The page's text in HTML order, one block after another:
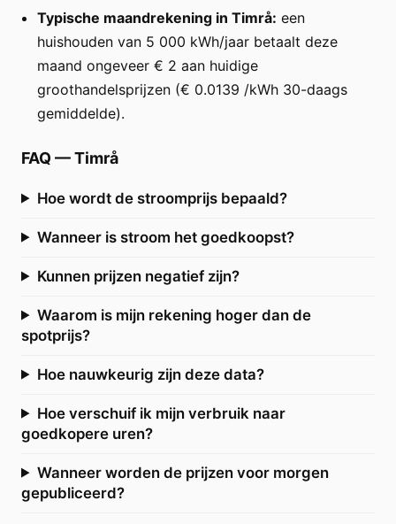
Typische maandrekening in Timrå: een
huishouden van 5 000 kWh/jaar betaalt deze
maand ongeveer € 2 aan huidige
groothandelsprijzen (€ 0.0139 /kWh 30-daags
gemiddelde).
FAQ —Timrå
Hoe wordt de stroomprijs bepaald?
Wanneer is stroom het goedkoopst?
Kunnen prijzen negatief zijn?
Waarom is mijn rekening hoger dan de
spotprijs?
Hoe nauwkeurig zijn deze data?
Hoe verschuif ik mijn verbruik naar
goedkopere uren?
Wanneer worden de prijzen voor morgen
gepubliceerd?